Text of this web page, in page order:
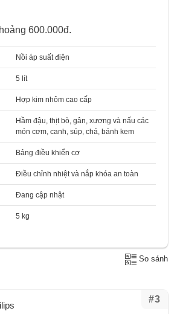
600.000đ.
Nồi áp suất điện
5 lít
Hợp kim nhôm cao cấp
Hầm đậu, thịt bò, gân, xương và nấu các
món cơm, canh, súp, chá, bánh kem
Bảng điều khiển cơ
Điều chỉnh nhiệt và nắp khóa an toàn
Đang cập nhật
5 kg
So sánh
#3